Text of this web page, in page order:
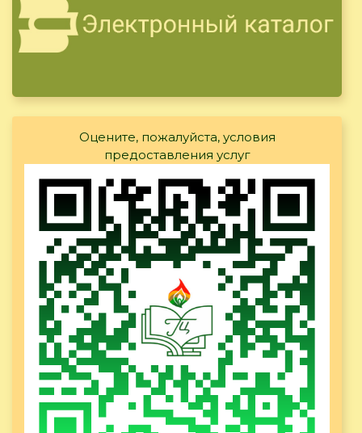
Оцените, пожалуйста, условия
предоставления услуг